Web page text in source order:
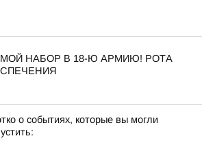
НАБОР В 18-Ю АРМИЮ! РОТА
о событиях, которые вы могли